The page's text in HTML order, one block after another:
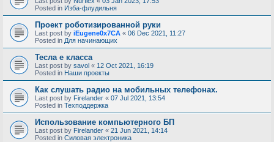
Posted in Изба-флудильня
Проект роботизированной руки
Last post by iEugene0x7CA « 06 Dec 2021, 11:27
Posted in Для начинающих
Тесла е класса
Last post by savol « 12 Oct 2021, 16:19
Posted in Наши проекты
Как слушать радио на мобильных телефонах.
Last post by Firelander « 07 Jul 2021, 13:54
Posted in Техподдержка
Использование компьютерного БП
Last post by Firelander « 21 Jun 2021, 14:14
Posted in Силовая электроника